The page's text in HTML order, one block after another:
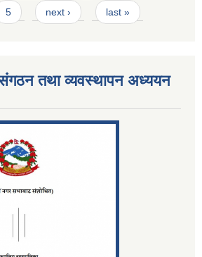
5 next › last »
तथा व्यवस्थापन अध्ययन